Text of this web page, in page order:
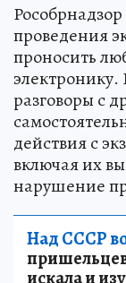
проведения
проносить
электронику.
разговоры с
действия с
включая их
нарушение
Над СССР
искала и